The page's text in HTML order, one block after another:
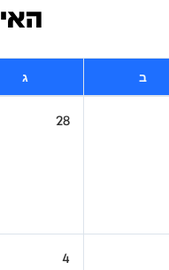
ב ג
28
4